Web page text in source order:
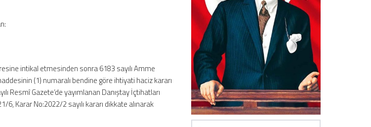
intikal etmesinden sonra 6183 sayılı Amme
(1) numaralı bendine göre ihtiyati haciz kararı
Resmî Gazete’de yayımlanan Danıştay İçtihatları
Karar No:2022/2 sayılı kararı dikkate alınarak